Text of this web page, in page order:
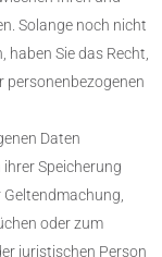
Solange noch nicht
Sie das Recht,
personenbezogenen
Daten
Speicherung
oder zum
juristischen Person